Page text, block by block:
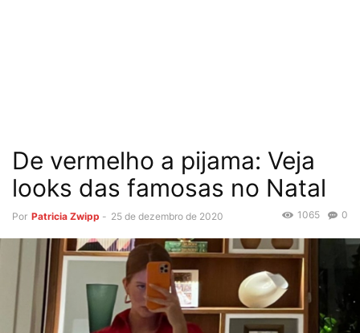
De vermelho a pijama: Veja
looks das famosas no Natal
Por Patricia Zwipp - 25 de dezembro de 2020 0
1065